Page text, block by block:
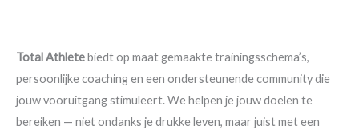
Total Athletebiedt op maat gemaakte trainingsschema’s,
persoonlijke coaching en een ondersteunende community die
jouw vooruitgang stimuleert. We helpen je jouw doelen te
bereiken — niet ondanks je drukke leven, maar juist met een